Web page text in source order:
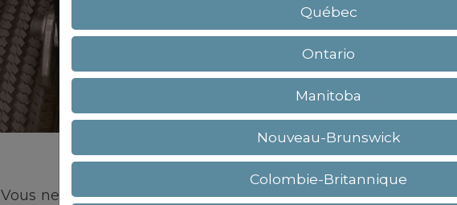
Vous ne le saviez peut être pas, mais la majorité de nos
Québec
Ontario
Manitoba
Nouveau-Brunswick
Colombie-Britannique